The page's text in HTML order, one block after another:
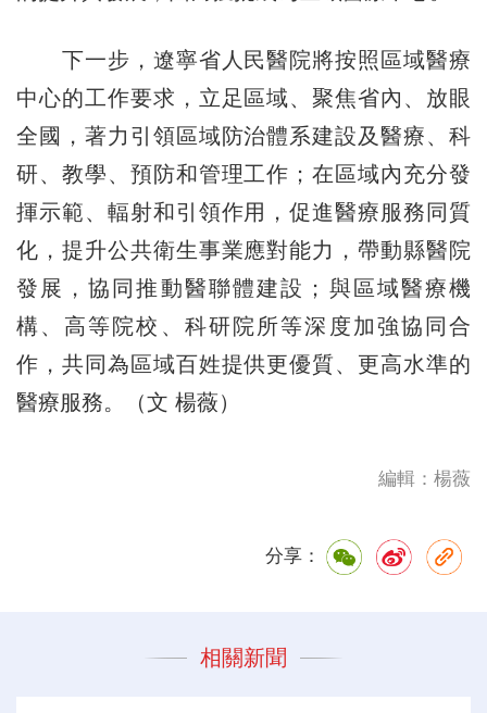
下一步，遼寧省人民醫院將按照區域醫療
中心的工作要求，立足區域、聚焦省內、放眼
全國，著力引領區域防治體系建設及醫療、科
研、教學、預防和管理工作；在區域內充分發
揮示範、輻射和引領作用，促進醫療服務同質
化，提升公共衛生事業應對能力，帶動縣醫院
發展，協同推動醫聯體建設；與區域醫療機
構、高等院校、科研院所等深度加強協同合
作，共同為區域百姓提供更優質、更高水準的
醫療服務。（文 楊薇）
編輯：楊薇
分享：
相關新聞